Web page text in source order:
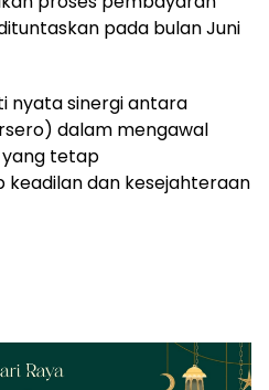
pada bulan Juni
nyata sinergi antara
dalam mengawal
tetap
keadilan dan kesejahteraan